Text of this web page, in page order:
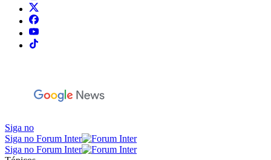
Siga no
Siga no Forum Inter
Siga no Forum Inter